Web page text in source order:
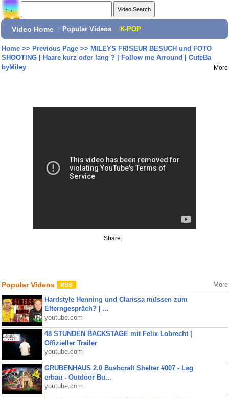
Video Home Popular Videos K-POP
Home>> Previous Page>> MILEYS FRISEUR BESUCH und FOTO
SHOOTING | Haare kurz oder lang ? | Follow me Arround | CuteBa
byMiley
More
Share:
Popular Videos More
Hardstyle Henning und Clarissa müssen zum
Elterngespräch? | ...
youtube.com
48 STUNDEN BACKSTAGE mit Felix Lobrecht |
Offizieller Trailer
youtube.com
GRUBENHAUS 2.0 Bushcraft Shelter #007 - Lag
erbau - Outdoor Bu...
youtube.com